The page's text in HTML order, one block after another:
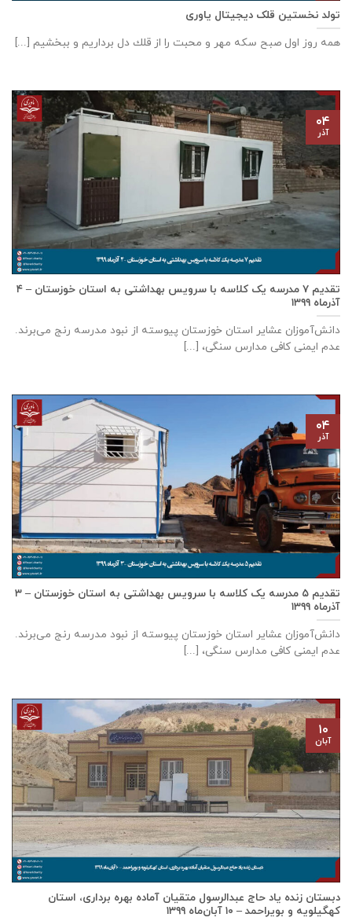
تولد نخستین قلک دیجیتال یاوری
همه روز اول صبح سكه مهر و محبت را از قلك دل برداريم و ببخشيم [...]
تقدیم ۷ مدرسه یک کلاسه با سرويس بهداشتی به استان خوزستان – ۴
آذر‌ماه ۱۳۹۹
دانش‌آموزان عشایر استان خوزستان پيوسته از نبود مدرسه رنج می‌برند.
عدم ایمنی کافی مدارس سنگی، [...]
۰۴
آذر
تقدیم ۵ مدرسه یک کلاسه با سرويس بهداشتی به استان خوزستان – ۳
آذر‌ماه ۱۳۹۹
دانش‌آموزان عشایر استان خوزستان پيوسته از نبود مدرسه رنج می‌برند.
عدم ایمنی کافی مدارس سنگی، [...]
۰۴
آذر
دبستان زنده ياد حاج عبدالرسول متقيان آماده بهره برداری، استان
كهگيلويه و بويراحمد – ۱۰ آبان‌ماه ۱۳۹۹
۱۰
آبان